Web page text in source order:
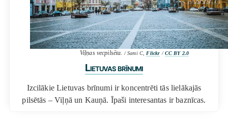
Viļņas vecpilsēta./ Sami C,Flickr /CC BY 2.0
Lietuvas brīnumi
Izcilākie Lietuvas brīnumi ir koncentrēti tās lielākajās
pilsētās – Viļņā un Kauņā. Īpaši interesantas ir baznīcas.